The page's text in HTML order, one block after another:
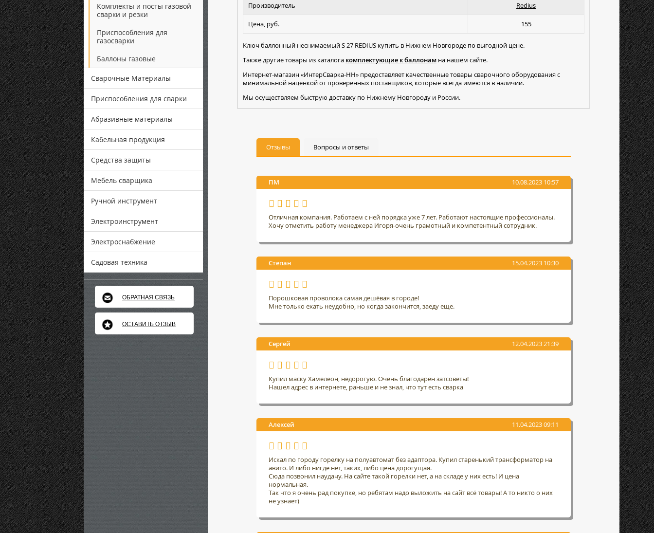
Производитель Redius
Цена, руб. 155
Ключ баллонный неснимаемый S 27 REDIUS купить в Нижнем Новгороде по выгодной цене.
Также другие товары из каталога комплектующие к баллонам на нашем сайте.
Интернет-магазин «ИнтерСварка-НН» предоставляет качественные товары сварочного оборудования с
минимальной наценкой от проверенных поставщиков, которые всегда имеются в наличии.
Мы осуществляем быструю доставку по Нижнему Новгороду и России.
Отзывы Вопросы и ответы
ПМ 10.08.2023 10:57
Отличная компания. Работаем с ней порядка уже 7 лет. Работают настоящие профессионалы.
Хочу отметить работу менеджера Игоря-очень грамотный и компетентный сотрудник.
Степан 15.04.2023 10:30
Порошковая проволока самая дешёвая в городе!
Мне только ехать неудобно, но когда закончится, заеду еще.
Сергей 12.04.2023 21:39
Купил маску Хамелеон, недорогую. Очень благодарен затсоветы!
Нашел адрес в интернете, раньше и не знал, что тут есть сварка
Алексей 11.04.2023 09:11
Искал по городу горелку на полуавтомат без адаптора. Купил старенький трансформатор на
авито. И либо нигде нет, таких, либо цена дорогущая.
Сюда позвонил наудачу. На сайте такой горелки нет, а на складе у них есть! И цена
нормальная.
Так что я очень рад покупке, но ребятам надо выложить на сайт всё товары! А то никто о них
не узнает)
Комплекты и посты газовой
сварки и резки
Приспособления для
газосварки
Баллоны газовые
Сварочные Материалы
Приспособления для сварки
Абразивные материалы
Кабельная продукция
Средства защиты
Мебель сварщика
Ручной инструмент
Электроинструмент
Электроснабжение
Садовая техника
ОБРАТНАЯ СВЯЗЬ
ОСТАВИТЬ ОТЗЫВ